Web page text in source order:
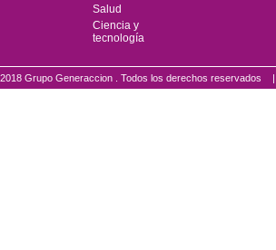
Salud
Ciencia y
tecnología
2018 Grupo Generaccion . Todos los derechos reservados |